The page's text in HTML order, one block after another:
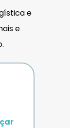
e
e